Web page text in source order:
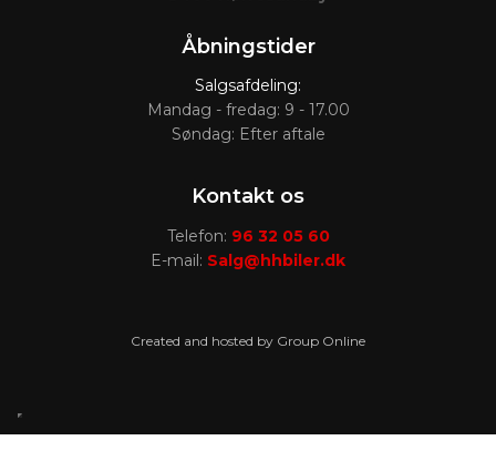
Åbningstider
Salgsafdeling:
Mandag - fredag: 9 - 17.00
Søndag: Efter aftale
Kontakt os
Telefon: 96 32 05 60
E-mail: Salg@hhbiler.dk
Created and hosted by Group Online